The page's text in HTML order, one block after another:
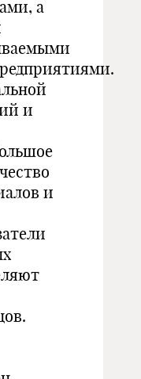
а
и
и